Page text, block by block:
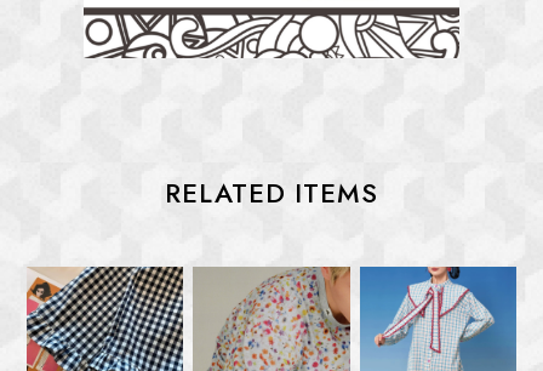
RELATED ITEMS